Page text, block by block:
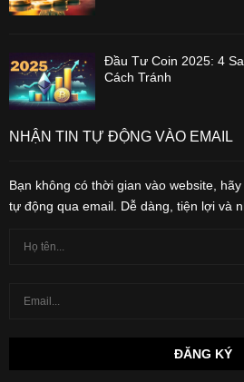
Đầu Tư Coin 2025: 4
Cách Tránh
NHẬN TIN TỰ ĐỘNG VÀO EMAIL
Bạn không có thời gian vào website,
tự động qua email. Dễ dàng, tiện lợi và